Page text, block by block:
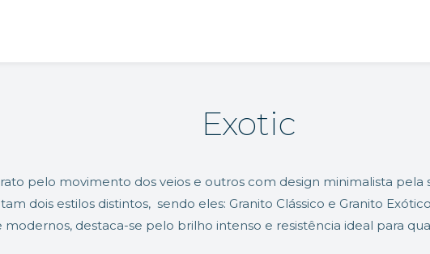
Exotic
pelo movimento dos veios e outros com design minimalista pela
dois estilos distintos, sendo eles: Granito Clássico e Granito
modernos, destaca-se pelo brilho intenso e resistência ideal para